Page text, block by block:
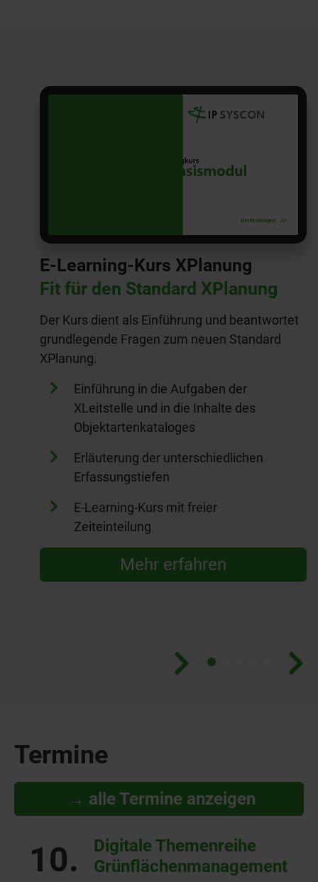
E-Learning-Kurs XPlanung
Fit für den Standard XPlanung
Der Kurs dient als Einführung und beantwortet
grundlegende Fragen zum neuen Standard
XPlanung.
Einführung in die Aufgaben der
XLeitstelle und in die Inhalte des
Objektartenkataloges
Erläuterung der unterschiedlichen
Erfassungstiefen
E-Learning-Kurs mit freier
Zeiteinteilung
Mehr erfahren
Termine
→ alle Termine anzeigen
10.
Digitale Themenreihe
Grünflächenmanagement